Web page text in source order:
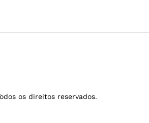
os direitos reservados.